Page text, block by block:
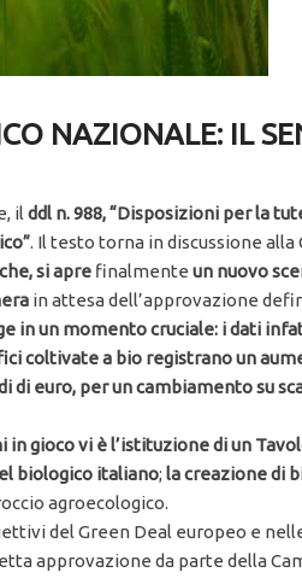
NAZIONALE: IL
ilddl n. 988, “Disposizioni per la
. Il testo torna in discussione alla
si apre finalmente un nuovo
in attesa dell’approvazione
in un momento cruciale: i dati
coltivate a bio registrano un
euro, per un cambiamento su
in gioco vi è l’istituzione di un
biologico italiano; la creazione di
agroecologico.
del Green Deal europeo e
approvazione da parte della